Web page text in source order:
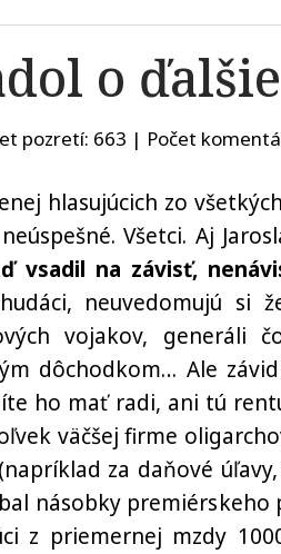
o
pozretí: 663 | Počet
hlasujúcich zo
Všetci. Aj
vsadil na závisť,
neuvedomujú si
vojakov, generáli
dôchodkom… Ale
ho mať radi, ani tú
väčšej firme
za daňové
násobky
z priemernej mzdy